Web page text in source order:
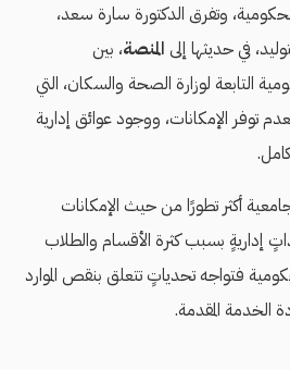
وتفرق الدكتورة سارة سعد،
في حديثها إلى المنصة، بين
التابعة لوزارة الصحة والسكان، التي
بعدم توفر الإمكانات، ووجود عوائق إدارية
أكثر تطورًا من حيث الإمكانات
إداريةٍ بسبب كثرة الأقسام والطلاب
فتواجه تحدياتٍ تتعلق بنقص الموارد
الخدمة المقدمة.